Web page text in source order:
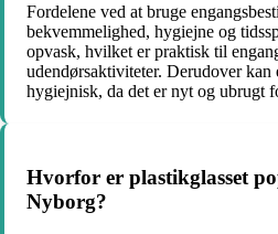
Fordelene ved at bruge
bekvemmelighed, hygiejne og
opvask, hvilket er praktisk til
udendørsaktiviteter. Derudover kan
hygiejnisk, da det er nyt og ubrugt
Hvorfor er plastikglasset
Nyborg?